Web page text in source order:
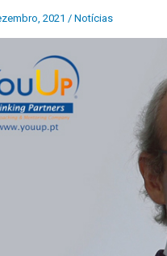
2021 / Notícias